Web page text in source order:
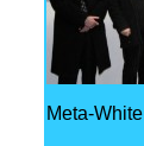
Meta-White